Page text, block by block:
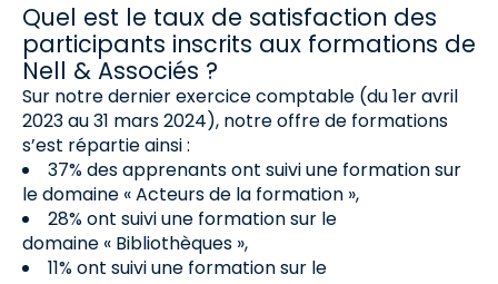
Quel est le taux de satisfaction des
participants inscrits aux formations de
Nell & Associés ?
Sur notre dernier exercice comptable (du 1er avril
2023 au 31 mars 2024), notre offre de formations
s’est répartie ainsi :
37% des apprenants ont suivi une formation sur
le domaine « Acteurs de la formation »,
28% ont suivi une formation sur le
domaine « Bibliothèques »,
11% ont suivi une formation sur le